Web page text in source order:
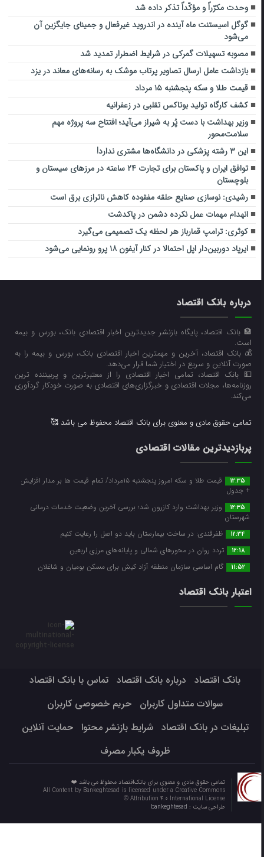
وحدت مکرّراً و مؤکّداً تذکر داده شد
گوگل اسیستنت ماه آینده در اندروید غیرفعال و جمینای جایگزین آن
می‌شود
مصوبه تسهیلات گمرکی در شرایط اضطرار تمدید شد
بازداشت عامل ارسال تصاویر پرتاب موشک به رسانه‌های معاند در یزد
قیمت طلا و سکه پنجشنبه ۱۵ مرداد
کشف کارگاه تولید بوتاکس تقلبی در زعفرانیه
وزیر بهداشت با دست پُر به شیراز می‌آید؛ افتتاح سه پروژه مهم
سلامت‌محور
این ۳ رشته پزشکی در دانشگاه‌ها مشتری ندارد!
توافق ایران و پاکستان برای تجارت ۲۴ ساعته در مرزهای سیستان و
بلوچستان
رشیدی: نوسازی صنایع حلقه مفقوده کاهش ناترازی برق است
انهدام مهمات عمل نکرده دشمن در پاکدشت
کوثری: ترامپ قمارباز هر لحظه یک تصمیمی می‌گیرد
ایرپاد دوربین‌دار اپل احتمالا در کنار آیفون ۱۸ پرو رونمایی می‌شود
درباره بانک اقتصاد
🏦 بانک اقتصاد، پایگاه بازنشر جدیدترین اخبار اقتصادی بانک، بورس و بیمه
است.
💰 بانک اقتصاد، آخرین و مهمترین اخبار اقتصادی بانک، بورس و بیمه را به
صورت آنلاین و سریع در اختیار شما قرار می‌‌دهد.
💵 بانک اقتصاد، تمامی اخبار اقتصادی را از معتبرترین و پربیننده ترین
روزنامه‌ها، مجلات اقتصادی و خبرگزاری‌های اقتصادی به صورت خودکار گردآوری
می‌کند.
تمامی حقوق مادی و معنوی برای بانک اقتصاد محفوظ می باشد 🥰
پربازدیدترین مقالات اقتصادی
12:35
قیمت طلا و سکه امروز پنجشنبه ۱۵مرداد/ تمام قیمت ها بر مدار افزایش
+ جدول
12:35
وزیر بهداشت وارد کازرون شد؛ بررسی آخرین وضعیت خدمات درمانی
شهرستان
12:34 ظفرقندی: در ساخت بیمارستان باید دو اصل را رعایت کنیم
12:18 تردد روان در محورهای شمالی و پایانه‌های مرزی اربعین
11:52 گام اساسی سازمان منطقه آزاد کیش برای مسکن بومیان و شاغلان
اعتبار بانک اقتصاد
بانک اقتصاد درباره بانک اقتصاد
تماس با بانک اقتصاد
سوالات متداول کاربران
حریم خصوصی کاربران
تبلیغات در بانک اقتصاد
شرایط بازنشر محتوا
حمایت آنلاین
ظروف یکبار مصرف
تمامی حقوق مادی و معنوی برای بانک‌اقتصاد محفوظ می باشد ❤️
All Content by Bankeghtesad is licensed under a Creative Commons
Attribution 4.0 International License ©️
طراحی سایت :